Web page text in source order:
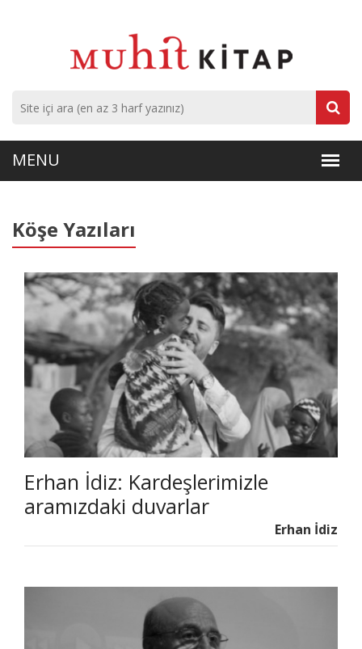
Köşe Yazıları
Erhan İdiz: Kardeşlerimizle
aramızdaki duvarlar
Erhan İdiz